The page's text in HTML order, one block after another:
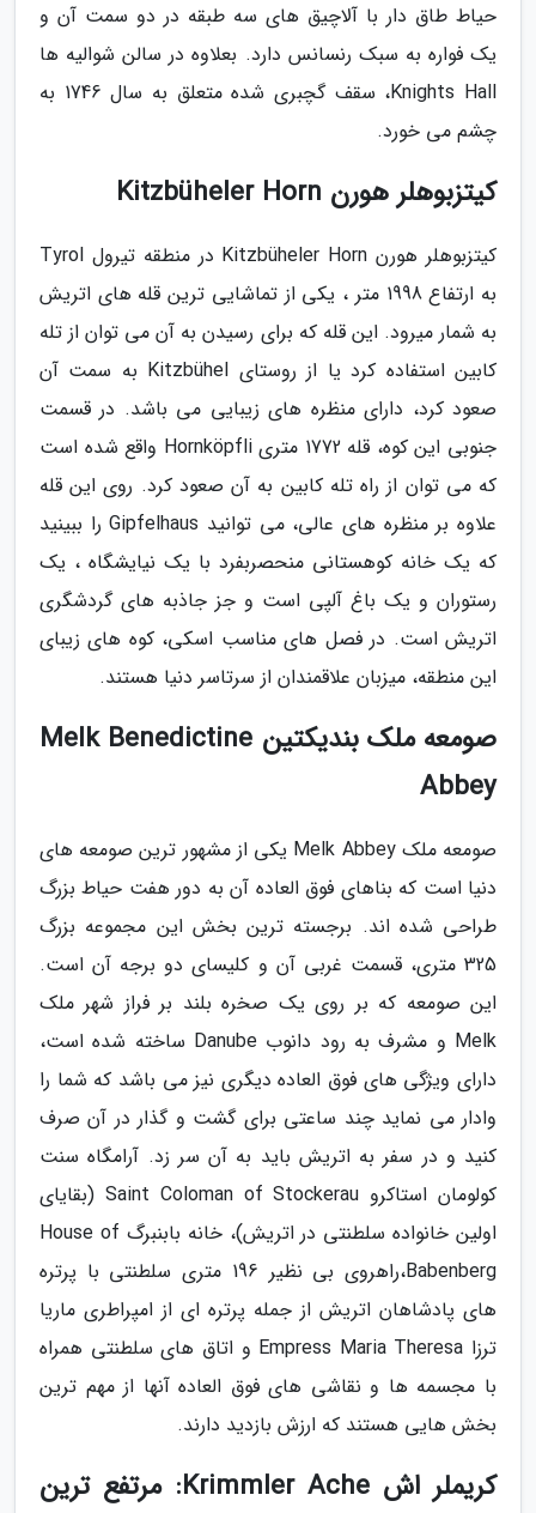
حیاط طاق دار با آلاچیق های سه طبقه در دو سمت آن و
یک فواره به سبک رنسانس دارد. بعلاوه در سالن شوالیه ها
Knights Hall، سقف گچبری شده متعلق به سال 1746 به
چشم می خورد.
کیتزبوهلر هورن Kitzbüheler Horn
کیتزبوهلر هورن Kitzbüheler Horn در منطقه تیرول Tyrol
به ارتفاع 1998 متر ، یکی از تماشایی ترین قله های اتریش
به شمار میرود. این قله که برای رسیدن به آن می توان از تله
کابین استفاده کرد یا از روستای Kitzbühel به سمت آن
صعود کرد، دارای منظره های زیبایی می باشد. در قسمت
جنوبی این کوه، قله 1772 متری Hornköpfli واقع شده است
که می توان از راه تله کابین به آن صعود کرد. روی این قله
علاوه بر منظره های عالی، می توانید Gipfelhaus را ببینید
که یک خانه کوهستانی منحصربفرد با یک نیایشگاه ، یک
رستوران و یک باغ آلپی است و جز جاذبه های گردشگری
اتریش است. در فصل های مناسب اسکی، کوه های زیبای
این منطقه، میزبان علاقمندان از سرتاسر دنیا هستند.
صومعه ملک بندیکتین Melk Benedictine
Abbey
صومعه ملک Melk Abbey یکی از مشهور ترین صومعه های
دنیا است که بناهای فوق العاده آن به دور هفت حیاط بزرگ
طراحی شده اند. برجسته ترین بخش این مجموعه بزرگ
325 متری، قسمت غربی آن و کلیسای دو برجه آن است.
این صومعه که بر روی یک صخره بلند بر فراز شهر ملک
Melk و مشرف به رود دانوب Danube ساخته شده است،
دارای ویژگی های فوق العاده دیگری نیز می باشد که شما را
وادار می نماید چند ساعتی برای گشت و گذار در آن صرف
کنید و در سفر به اتریش باید به آن سر زد. آرامگاه سنت
کولومان استاکرو Saint Coloman of Stockerau (بقایای
اولین خانواده سلطنتی در اتریش)، خانه بابنبرگ House of
Babenberg،راهروی بی نظیر 196 متری سلطنتی با پرتره
های پادشاهان اتریش از جمله پرتره ای از امپراطری ماریا
ترزا Empress Maria Theresa و اتاق های سلطنتی همراه
با مجسمه ها و نقاشی های فوق العاده آنها از مهم ترین
بخش هایی هستند که ارزش بازدید دارند.
کریملر اش Krimmler Ache: مرتفع ترین